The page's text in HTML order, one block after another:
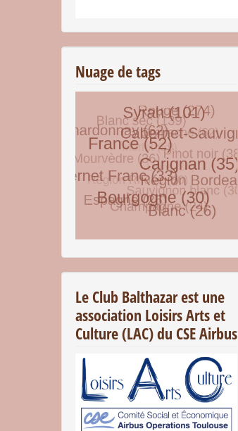
Nuage de tags
Le Club Balthazar est une
association Loisirs Arts et
Culture (LAC) du CSE Airbus